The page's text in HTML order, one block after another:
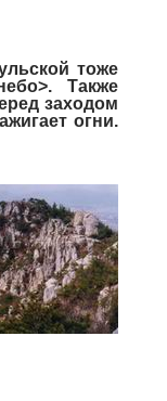
тоже
Также
заходом
огни.